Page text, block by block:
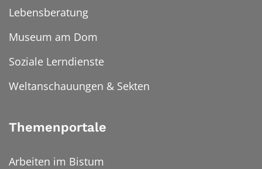
Lebensberatung
Museum am Dom
Soziale Lerndienste
Weltanschauungen & Sekten
Themenportale
Arbeiten im Bistum